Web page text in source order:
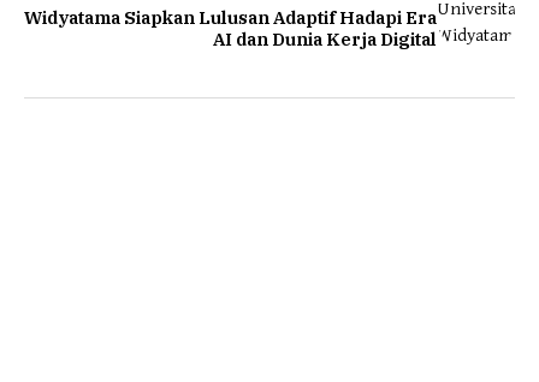
Widyatama Siapkan Lulusan Adaptif Hadapi Era
AI dan Dunia Kerja Digital